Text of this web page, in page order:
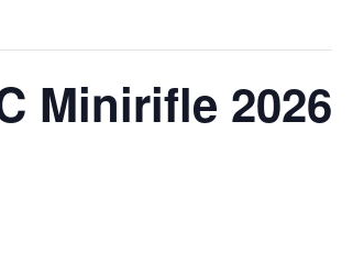
Minirifle 2026